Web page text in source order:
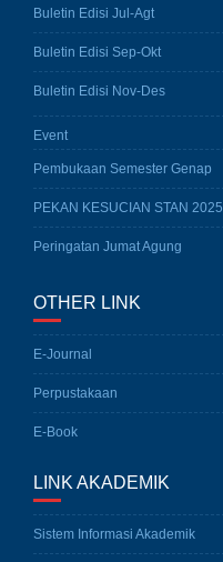
Buletin Edisi Jul-Agt
Buletin Edisi Sep-Okt
Buletin Edisi Nov-Des
Event
Pembukaan Semester Genap
PEKAN KESUCIAN STAN 2025
Peringatan Jumat Agung
OTHER LINK
E-Journal
Perpustakaan
E-Book
LINK AKADEMIK
Sistem Informasi Akademik